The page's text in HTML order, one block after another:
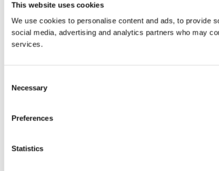
This website uses cookies
We use cookies to personalise content and ads, to provide
social media, advertising and analytics partners who may
services.
Selection
Necessary
Preferences
Statistics